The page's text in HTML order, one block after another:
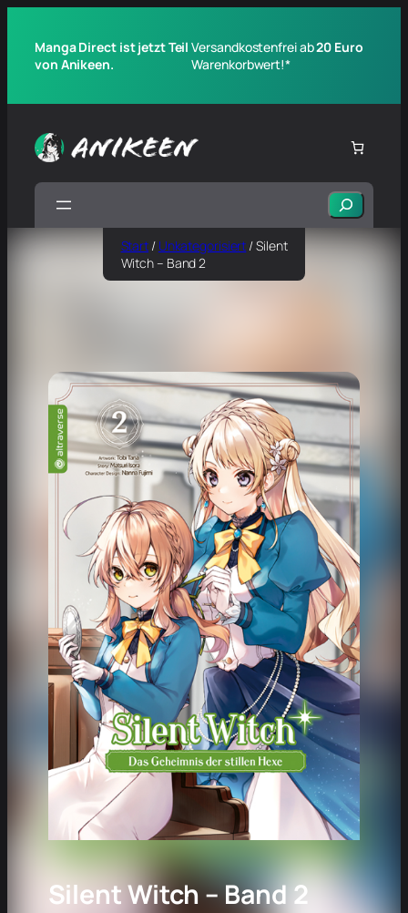
Manga Direct ist jetzt Teil
von Anikeen.
Versandkostenfrei ab20 Euro
Warenkorbwert!*
Suchen
Start / Unkategorisiert / Silent
Witch – Band 2
Silent Witch – Band 2